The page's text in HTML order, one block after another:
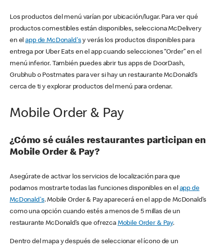
Los productos del menú varían por ubicación/lugar. Para ver qué
productos comestibles están disponibles, selecciona McDelivery
en elapp de McDonald'sy verás los productos disponibles para
entrega por Uber Eats en el app cuando selecciones “Order” en el
menú inferior. También puedes abrir tus apps de DoorDash,
Grubhub o Postmates para ver si hay un restaurante McDonald’s
cerca de ti y explorar productos del menú para ordenar.
Mobile Order & Pay
¿Cómo sé cuáles restaurantes participan en
Mobile Order & Pay?
Asegúrate de activar los servicios de localización para que
podamos mostrarte todas las funciones disponibles en el app de
McDonald's. Mobile Order & Pay aparecerá en el app de McDonald’s
como una opción cuando estés a menos de 5 millas de un
restaurante McDonald’s que ofrezca Mobile Order & Pay.
Dentro del mapa y después de seleccionar el ícono de un